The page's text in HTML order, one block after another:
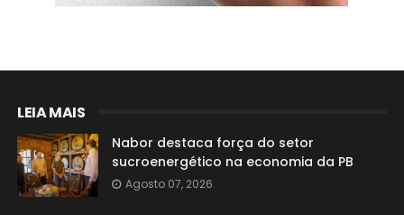
LEIA MAIS
Nabor destaca força do setor
sucroenergético na economia da PB
Agosto 07, 2026